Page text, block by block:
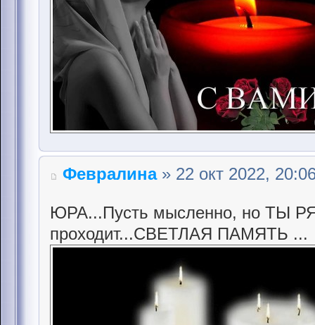
Февралина» 22 окт 2022,
ЮРА...Пусть мысленно, но ТЫ
проходит...СВЕТЛАЯ ПАМЯТЬ ...